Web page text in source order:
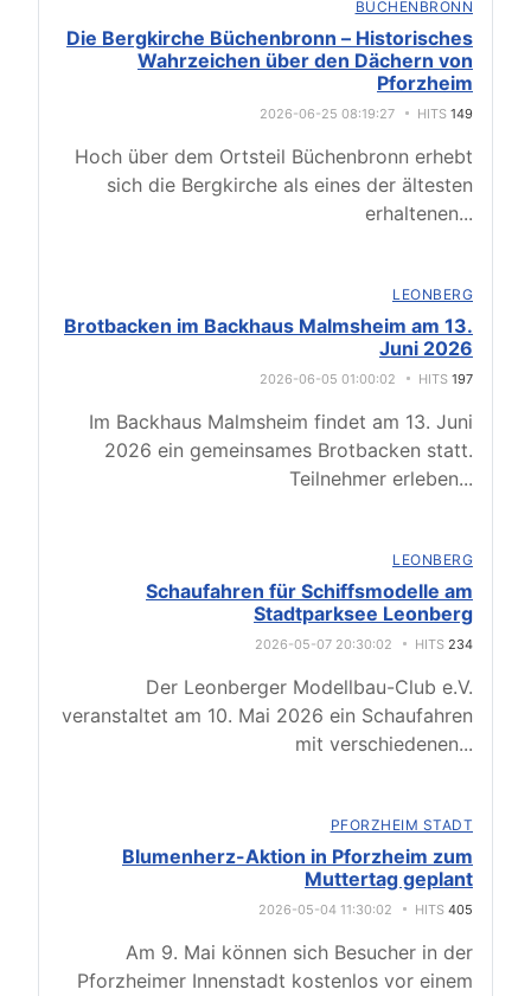
BÜCHENBRONN
Die Bergkirche Büchenbronn – Historisches
Wahrzeichen über den Dächern von
Pforzheim
2026-06-25 08:19:27 HITS 149
Hoch über dem Ortsteil Büchenbronn erhebt
sich die Bergkirche als eines der ältesten
erhaltenen...
LEONBERG
Brotbacken im Backhaus Malmsheim am 13.
Juni 2026
2026-06-05 01:00:02 HITS 197
Im Backhaus Malmsheim findet am 13. Juni
2026 ein gemeinsames Brotbacken statt.
Teilnehmer erleben...
LEONBERG
Schaufahren für Schiffsmodelle am
Stadtparksee Leonberg
2026-05-07 20:30:02 HITS 234
Der Leonberger Modellbau-Club e.V.
veranstaltet am 10. Mai 2026 ein Schaufahren
mit verschiedenen...
PFORZHEIM STADT
Blumenherz-Aktion in Pforzheim zum
Muttertag geplant
2026-05-04 11:30:02 HITS 405
Am 9. Mai können sich Besucher in der
Pforzheimer Innenstadt kostenlos vor einem